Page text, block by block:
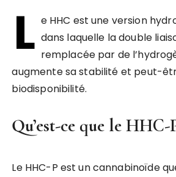
L e HHC est une version
dans laquelle la double
remplacée par de
augmente sa stabilité et peut-
biodisponibilité.
Qu’est-ce que le HHC-
Le HHC-P est un cannabinoïde